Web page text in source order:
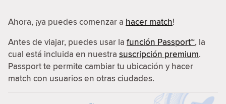
Ahora, ¡ya puedes comenzar a hacer match!
Antes de viajar, puedes usar la función Passport™, la
cual está incluida en nuestra suscripción premium.
Passport te permite cambiar tu ubicación y hacer
match con usuarios en otras ciudades.